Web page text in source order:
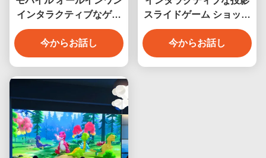
インタラクティブなゲー
ム プロジェクター マシン
文化観光
今からお話し
スライドゲーム ショッピ
ングモール インタラクテ
ィブな投影機
今からお話し